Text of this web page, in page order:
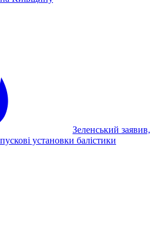
Зеленський заявив,
установки балістики